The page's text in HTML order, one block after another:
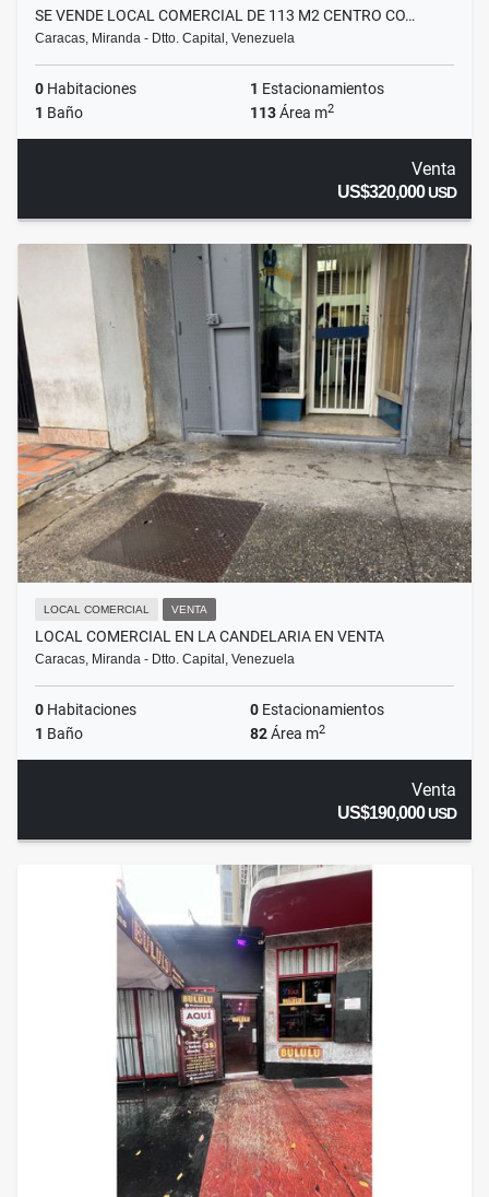
SE VENDE LOCAL COMERCIAL DE 113 M2 CENTRO CO…
Caracas, Miranda - Dtto. Capital, Venezuela
0 Habitaciones 1 Estacionamientos
1 Baño 113Área m2
Venta
US$320,000USD
LOCAL COMERCIAL VENTA
LOCAL COMERCIAL EN LA CANDELARIA EN VENTA
Caracas, Miranda - Dtto. Capital, Venezuela
0 Habitaciones 0 Estacionamientos
1 Baño 82Área m2
Venta
US$190,000USD